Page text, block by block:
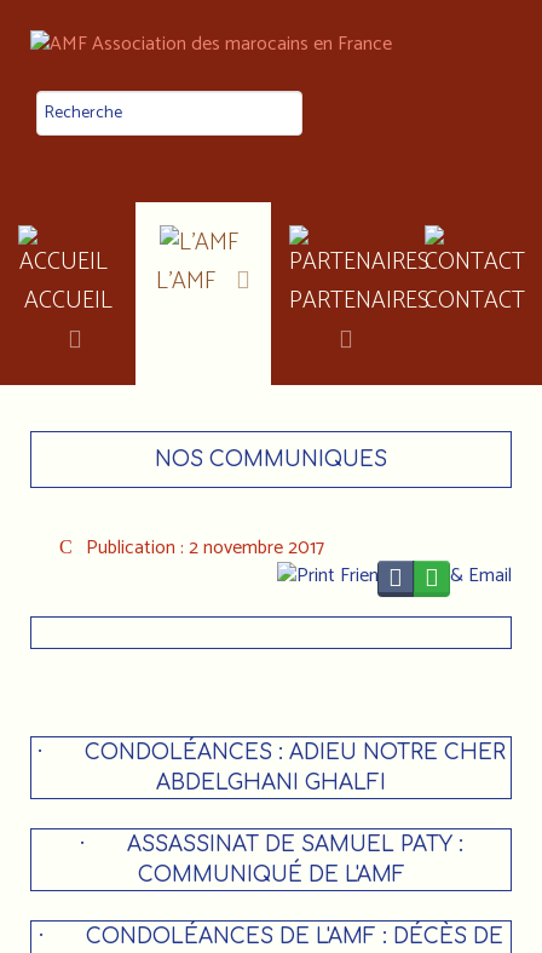
ACCUEIL L'AMF PARTENAIRESCONTACT
NOS COMMUNIQUES
Publication : 2 novembre 2017
· CONDOLÉANCES : ADIEU NOTRE CHER
ABDELGHANI GHALFI
· ASSASSINAT DE SAMUEL PATY :
COMMUNIQUÉ DE L'AMF
· CONDOLÉANCES DE L'AMF : DÉCÈS DE